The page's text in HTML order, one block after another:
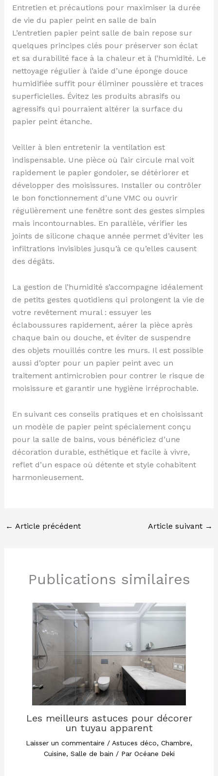
Entretien et précautions pour maximiser la durée
de vie du papier peint en salle de bain
L’entretien papier peint salle de bain repose sur
quelques principes clés pour préserver son éclat
et sa durabilité face à la chaleur et à l’humidité. Le
nettoyage régulier à l’aide d’une éponge douce
humidifiée suffit pour éliminer poussière et traces
superficielles. Évitez les produits abrasifs ou
agressifs qui pourraient altérer la surface du
papier peint étanche.
Veiller à bien entretenir la ventilation est
indispensable. Une pièce où l’air circule mal voit
rapidement le papier gondoler, se détériorer et
développer des moisissures. Installer ou contrôler
le bon fonctionnement d’une VMC ou ouvrir
régulièrement une fenêtre sont des gestes simples
mais incontournables. En parallèle, vérifier les
joints de silicone chaque année permet d’éviter les
infiltrations invisibles jusqu’à ce qu’elles causent
des dégâts.
La gestion de l’humidité s’accompagne idéalement
de petits gestes quotidiens qui prolongent la vie de
votre revêtement mural : essuyer les
éclaboussures rapidement, aérer la pièce après
chaque bain ou douche, et éviter de suspendre
des objets mouillés contre les murs. Il est possible
aussi d’opter pour un papier peint avec un
traitement antimicrobien pour contrer le risque de
moisissure et garantir une hygiène irréprochable.
En suivant ces conseils pratiques et en choisissant
un modèle de papier peint spécialement conçu
pour la salle de bains, vous bénéficiez d’une
décoration durable, esthétique et facile à vivre,
reflet d’un espace où détente et style cohabitent
harmonieusement.
← Article précédent Article suivant →
Publications similaires
Les meilleurs astuces pour décorer
un tuyau apparent
Laisser un commentaire / Astuces déco, Chambre,
Cuisine, Salle de bain / Par Océane Deki